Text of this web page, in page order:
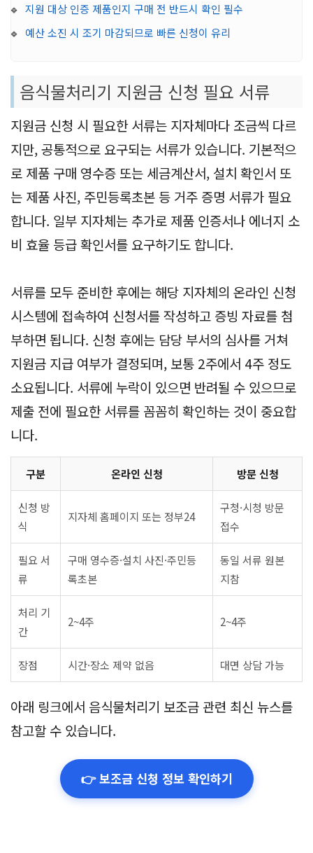
🔹 지원 대상 인증 제품인지 구매 전 반드시 확인 필수
🔹 예산 소진 시 조기 마감되므로 빠른 신청이 유리
음식물처리기 지원금 신청 필요 서류
지원금 신청 시 필요한 서류는 지자체마다 조금씩 다르
지만, 공통적으로 요구되는 서류가 있습니다. 기본적으
로 제품 구매 영수증 또는 세금계산서, 설치 확인서 또
는 제품 사진, 주민등록초본 등 거주 증명 서류가 필요
합니다. 일부 지자체는 추가로 제품 인증서나 에너지 소
비 효율 등급 확인서를 요구하기도 합니다.
서류를 모두 준비한 후에는 해당 지자체의 온라인 신청
시스템에 접속하여 신청서를 작성하고 증빙 자료를 첨
부하면 됩니다. 신청 후에는 담당 부서의 심사를 거쳐
지원금 지급 여부가 결정되며, 보통 2주에서 4주 정도
소요됩니다. 서류에 누락이 있으면 반려될 수 있으므로
제출 전에 필요한 서류를 꼼꼼히 확인하는 것이 중요합
니다.
구분 온라인 신청 방문 신청
신청 방
식
지자체 홈페이지 또는 정부24
구청·시청 방문
접수
필요 서
류
구매 영수증·설치 사진·주민등
록초본
동일 서류 원본
지참
처리 기
간
2~4주 2~4주
장점 시간·장소 제약 없음 대면 상담 가능
아래 링크에서 음식물처리기 보조금 관련 최신 뉴스를
참고할 수 있습니다.
👉 보조금 신청 정보 확인하기